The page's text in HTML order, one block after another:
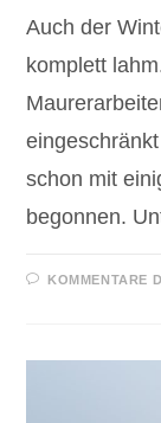
Auch der
komplett
schon mit
begonnen.
KOMMENTARE